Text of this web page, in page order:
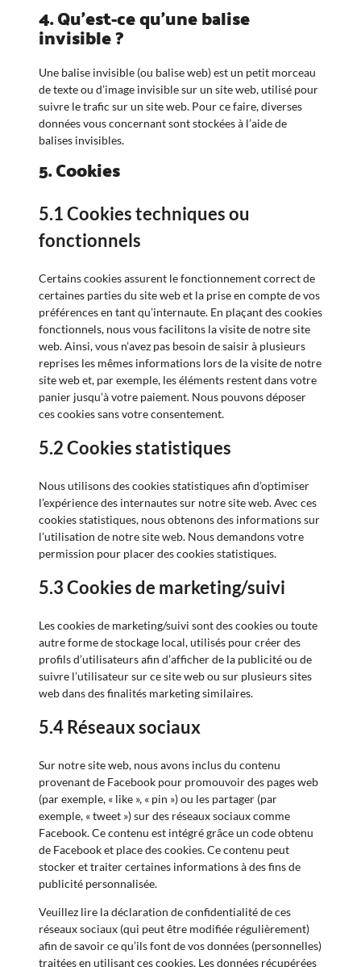
4. Qu’est-ce qu’une balise
invisible ?
Une balise invisible (ou balise web) est un petit morceau
de texte ou d’image invisible sur un site web, utilisé pour
suivre le trafic sur un site web. Pour ce faire, diverses
données vous concernant sont stockées à l’aide de
balises invisibles.
5. Cookies
5.1 Cookies techniques ou
fonctionnels
Certains cookies assurent le fonctionnement correct de
certaines parties du site web et la prise en compte de vos
préférences en tant qu’internaute. En plaçant des cookies
fonctionnels, nous vous facilitons la visite de notre site
web. Ainsi, vous n’avez pas besoin de saisir à plusieurs
reprises les mêmes informations lors de la visite de notre
site web et, par exemple, les éléments restent dans votre
panier jusqu’à votre paiement. Nous pouvons déposer
ces cookies sans votre consentement.
5.2 Cookies statistiques
Nous utilisons des cookies statistiques afin d’optimiser
l’expérience des internautes sur notre site web. Avec ces
cookies statistiques, nous obtenons des informations sur
l’utilisation de notre site web. Nous demandons votre
permission pour placer des cookies statistiques.
5.3 Cookies de marketing/suivi
Les cookies de marketing/suivi sont des cookies ou toute
autre forme de stockage local, utilisés pour créer des
profils d’utilisateurs afin d’afficher de la publicité ou de
suivre l’utilisateur sur ce site web ou sur plusieurs sites
web dans des finalités marketing similaires.
5.4 Réseaux sociaux
Sur notre site web, nous avons inclus du contenu
provenant de Facebook pour promouvoir des pages web
(par exemple, « like », « pin ») ou les partager (par
exemple, « tweet ») sur des réseaux sociaux comme
Facebook. Ce contenu est intégré grâce un code obtenu
de Facebook et place des cookies. Ce contenu peut
stocker et traiter certaines informations à des fins de
publicité personnalisée.
Veuillez lire la déclaration de confidentialité de ces
réseaux sociaux (qui peut être modifiée régulièrement)
afin de savoir ce qu’ils font de vos données (personnelles)
traitées en utilisant ces cookies. Les données récupérées